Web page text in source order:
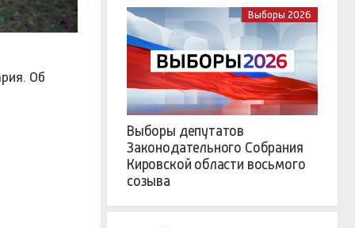
Об
Выборы 2026
Выборы депутатов
Законодательного Собрания
Кировской области восьмого
созыва